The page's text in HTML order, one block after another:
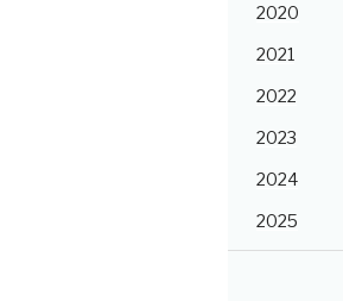
2020
2021
2022
2023
2024
2025